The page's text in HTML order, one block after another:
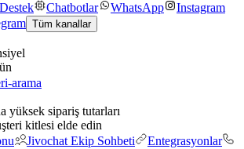
Chatbotlar WhatsApp
Instagram
Tüm kanallar
arama
yüksek sipariş tutarları
kitlesi elde edin
Jivochat Ekip Sohbeti
Entegrasyonlar